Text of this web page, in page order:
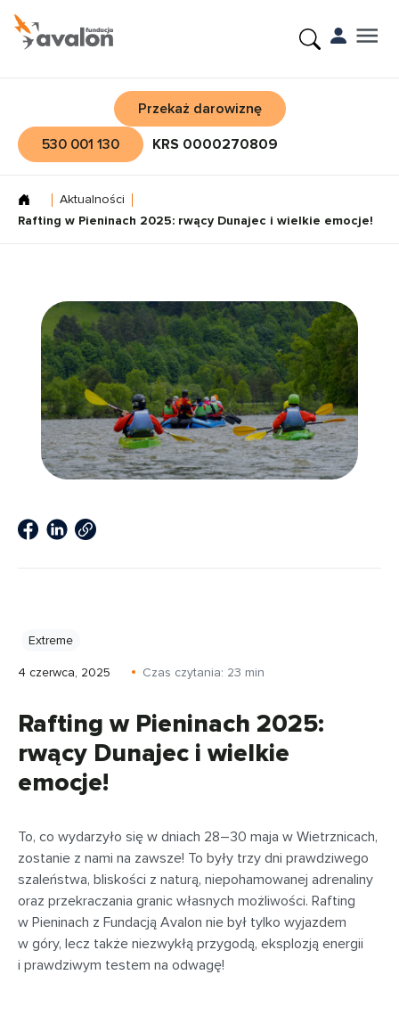
Przekaż darowiznę
530 001 130
KRS 0000270809
Aktualności
Rafting w Pieninach 2025: rwący Dunajec i wielkie emocje!
Extreme
4 czerwca, 2025 Czas czytania: 23 min
Rafting w Pieninach 2025:
rwący Dunajec i wielkie
emocje!
To, co wydarzyło się w dniach 28–30 maja w Wietrznicach,
zostanie z nami na zawsze! To były trzy dni prawdziwego
szaleństwa, bliskości z naturą, niepohamowanej adrenaliny
oraz przekraczania granic własnych możliwości. Rafting
w Pieninach z Fundacją Avalon nie był tylko wyjazdem
w góry, lecz także niezwykłą przygodą, eksplozją energii
i prawdziwym testem na odwagę!